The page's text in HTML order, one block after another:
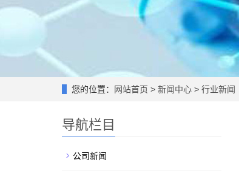
您的位置： 网站首页 > 新闻中心 > 行业新闻
导航栏目
公司新闻